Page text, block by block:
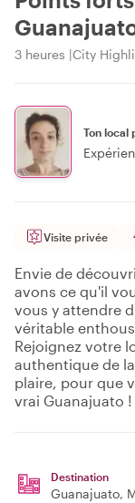
3 heures City
Ton local
Visite privée
Envie de
avons ce qu'il
vous y attendre
véritable
Rejoignez votre
authentique de
plaire, pour que
vrai Guanajuato !
Destination
Guanajuato,